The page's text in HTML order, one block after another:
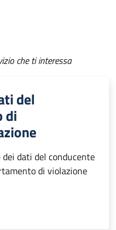
che ti interessa
del
di
dati del conducente
di violazione